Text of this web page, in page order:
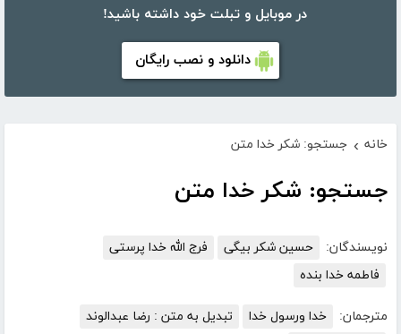
در موبایل و تبلت خود داشته باشید!
دانلود و نصب رایگان
خانه › جستجو: شکر خدا متن
جستجو: شکر خدا متن
نویسندگان: حسین شکر بیگی
فرج الله خدا پرستی
فاطمه خدا بنده
مترجمان: خدا ورسول خدا
تبدیل به متن : رضا عبدالوند